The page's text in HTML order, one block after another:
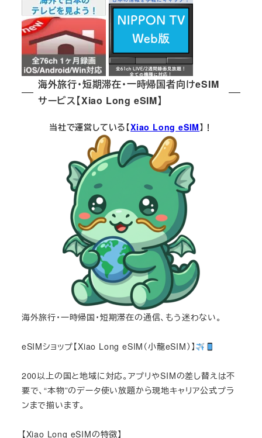
海外旅行・短期滞在・一時帰国者向けeSIM
サービス【Xiao Long eSIM】
当社で運営している【Xiao Long eSIM】！
海外旅行・一時帰国・短期滞在の通信、もう迷わない。
eSIMショップ【Xiao Long eSIM（小龍eSIM）】
200以上の国と地域に対応。アプリやSIMの差し替えは不
要で、“本物”のデータ使い放題から現地キャリア公式プラ
ンまで揃います。
【Xiao Long eSIMの特徴】